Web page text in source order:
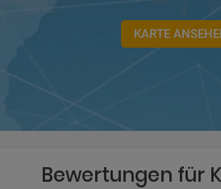
KARTE
Bewertungen für